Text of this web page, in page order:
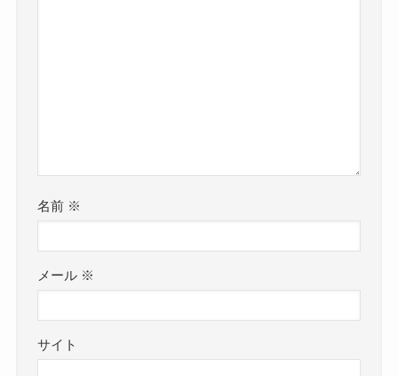
名前 ※
メール ※
サイト